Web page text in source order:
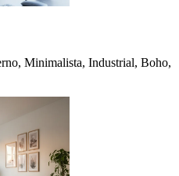
Minimalista, Industrial, Boho,